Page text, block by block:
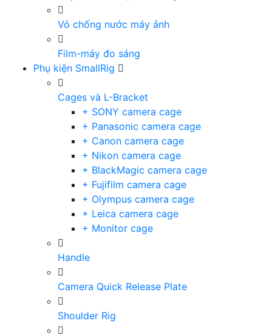
Vỏ chống nước máy ảnh
Film-máy đo sáng
Phụ kiện SmallRig
Cages và L-Bracket
+ SONY camera cage
+ Panasonic camera cage
+ Canon camera cage
+ Nikon camera cage
+ BlackMagic camera cage
+ Fujifilm camera cage
+ Olympus camera cage
+ Leica camera cage
+ Monitor cage
Handle
Camera Quick Release Plate
Shoulder Rig